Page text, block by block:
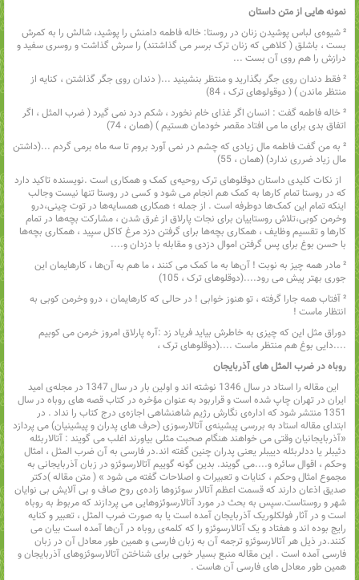
نمونه هایی از متن داستان
² شیوه‌ی لباس پوشیدن زنان در روستا: خاله فاطمه دامنش را پوشید، شالش را به کمرش
بست‌ ، ‌باشلق ( کلاهی که زنان ترک برسر می گذاشتند)‌ را سرش گذاشت و روسری سفید و
درازش را هم روی آن بست ...
² فقط دندان روی جگر بگذارید و منتظر بنشینید ...( دندان روی جگر گذاشتن‌‌ ، کنایه از
منتظر ماندن ) ( دوقولوهای ترک‌‌ ، 84)
² خاله فاطمه گفت : ‌انسان اگر غذای خام نخورد‌‌ ، شکم درد نمی گیرد ( ضرب المثل‌‌ ، اگر
اتفاق بدی برای ما می افتاد مقصر خودمان هستیم ) (همان‌‌ ، 74)
² به من گفت فاطمه مال زیادی که چشم در نمی آورد بروم تا سه ماه برمی گردم ...(داشتن
مال زیاد ضرری ندارد) (همان‌ ، ‌55)
از نکات کلیدی داستان دوقلوهای ترک روحیه‌ی کمک و همکاری است .نویسنده تاکید دارد
که در روستا تمام کارها به کمک هم انجام می شود و کسی در روستا تنها نیست وجالب
اینکه تمام این کمک‌ها دوطرفه است . از جمله ؛ همکاری همسایه‌ها در توت چینی،‌درو
وخرمن کوبی،‌تلاش روستاییان برای نجات پارلاق از غرق شدن‌ ، ‌مشارکت بچه‌ها در تمام
کارها و تقسیم وظایف‌‌ ، همکاری بچه‌ها برای گرفتن دزد مرغ کاکل سپید‌‌ ، همکاری بچه‌ها
با حسن بوغ برای پس گرفتن اموال دزدی و مقابله با دزدان و....
² مادر همه چیز به نوبت ! آن‌ها به ما کمک می کنند‌‌ ، ‌ما هم به آن‌ها‌ ، ‌کارهایمان این
جوری بهتر پیش می رود....(دوقلوهای ترک‌ ، ‌105)
² آفتاب همه جارا گرفته‌‌ ، تو هنوز خوابی ! در حالی که کارهایمان‌ ، ‌درو وخرمن کوبی به
انتظار ماست !
دوراق مثل این که چیزی به خاطرش بیاید فریاد زد :‌آره پارلاق امروز خرمن می کوبیم
....دایی بوغ هم منتظر ماست ....(دوقلوهای ترک‌ ،
روباه در ضرب المثل های آذربایجان
این مقاله را استاد در سال 1346 نوشته اند و اولین بار در سال 1347 در مجله‌ی امید
ایران در تهران چاپ شده است و قراربود به عنوان مؤخره در کتاب قصه های روباه در سال
1351 منتشر شود که اداره‌ی نگارش رژیم شاهنشاهی اجازه‌ی درج کتاب را نداد . در
ابتدای مقاله استاد به بررسی پیشینه‌ی آتالارسوزی (حرف های پدران و پیشینیان) می پردازد
«آذربایجانیان وقتی می خواهند هنگام صحبت مثلی بیاورند اغلب می گویند : آتالاربئله
دئیبلر یا ددلربئله دییبلر یعنی پدران چنین گفته اند.در فارسی به آن ضرب المثل‌ ، امثال
وحکم‌‌ ، اقوال سائره و....می گویند. بدین گونه گوییم آتالارسوئزو در زبان آذربایجانی به
مجموع امثال وحکم‌‌ ، کنایات و تعبیرات و اصلاحات گفته می شود » ( متن مقاله )دکتر
صدیق اذعان دارند که قسمت اعظم آتالار سوئزوها زاده‌ی روح صاف و بی آلایش بی نوایان
شهر و روستاست.سپس به بحث در مورد آتالارسوئزوهایی می پردازند که مربوط به روباه
است و در آثار فولکلوریک آذربایجان آمده است یا به صورت ضرب المثل‌ ، ‌تعبیر و کنایه
رایج بوده اند و هفتاد و یک آتالارسوئزو را که کلمه‌ی روباه در آن‌ها آمده است بیان می
کنند.در ذیل هر آتالارسوئزو ترجمه آن به زبان فارسی و همین طور معادل آن در زبان
فارسی آمده است . این مقاله منبع بسیار خوبی برای شناختن آتالارسوئزوهای آذربایجان و
همین طور معادل های فارسی آن هاست .